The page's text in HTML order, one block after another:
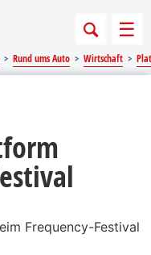
Rund ums Auto Wirtschaft
Frequency-Festival